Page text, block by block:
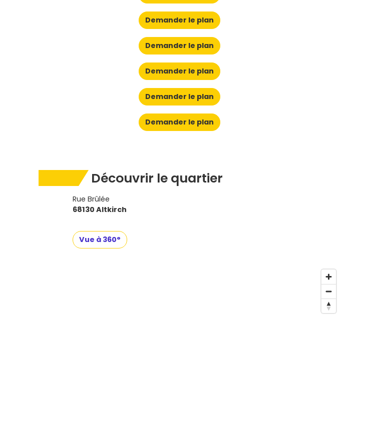
Demander le plan
Demander le plan
Demander le plan
Demander le plan
Demander le plan
Découvrir le quartier
Rue Brûlée
68130 Altkirch
Vue à 360°